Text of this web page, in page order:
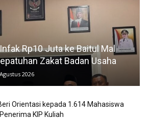
Rp10 Juta ke Baitul Mal
Zakat Badan Usaha
2026
Orientasi kepada 1.614 Mahasiswa
KIP Kuliah